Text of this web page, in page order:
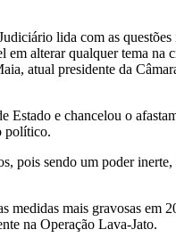
lida com as questões
alterar qualquer tema na
atual presidente da
Estado e chancelou o
político.
pois sendo um poder inerte,
medidas mais gravosas em
na Operação Lava-Jato.